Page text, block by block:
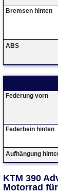
Bremsen hinten
ABS
Federung vorn
Federbein hinten
Aufhängung
KTM 390
Motorrad